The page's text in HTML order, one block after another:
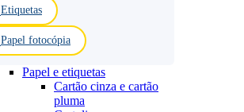
Etiquetas
Papel fotocópia
Papel e etiquetas
Cartão cinza e cartão
pluma